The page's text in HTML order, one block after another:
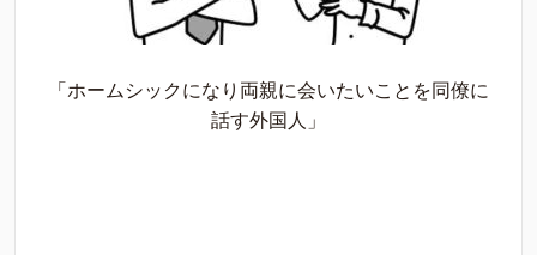
「ホームシックになり両親に会いたいことを同僚に
話す外国人」